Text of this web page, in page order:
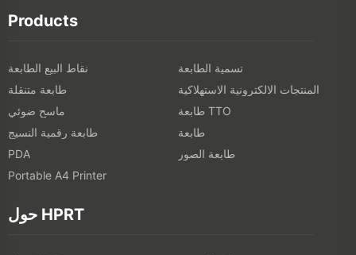
Products
نقاط البيع الطابعة
تسمية الطابعة
طابعة متنقلة
المنتجات الالكترونية الاستهلاكية
ماسح ضوئي
طابعة TTO
طابعة رقمية النسيج
طابعة
PDA
طابعة الصور
Portable A4 Printer
حول HPRT